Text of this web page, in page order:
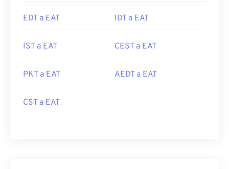
EDT a EAT IDT a EAT
IST a EAT CEST a EAT
PKT a EAT AEDT a EAT
CST a EAT